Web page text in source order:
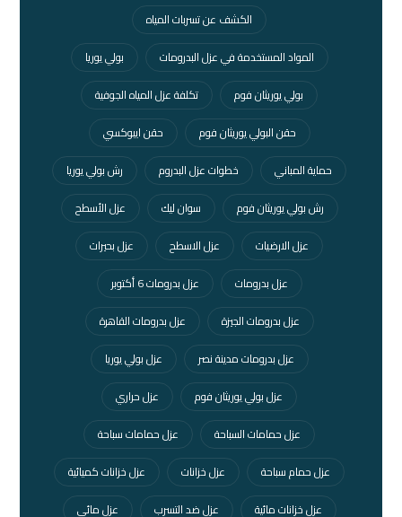
الكشف عن تسربات المياه
المواد المستخدمة في عزل البدرومات
بولي يوريا
بولي يوريثان فوم
تكلفة عزل المياه الجوفية
حقن البولي يوريثان فوم
حقن ايبوكسي
حماية المباني
خطوات عزل البدروم
رش بولي يوريا
رش بولي يوريثان فوم
سوان ليك
عزل الأسطح
عزل الارضيات
عزل الاسطح
عزل بحيرات
عزل بدرومات
عزل بدرومات 6 أكتوبر
عزل بدرومات الجيزة
عزل بدرومات القاهرة
عزل بدرومات مدينة نصر
عزل بولي يوريا
عزل بولي يوريثان فوم
عزل حراري
عزل حمامات السباحة
عزل حمامات سباحة
عزل حمام سباحة
عزل خزانات
عزل خزانات كميائية
عزل خزانات مائية
عزل ضد التسرب
عزل مائي